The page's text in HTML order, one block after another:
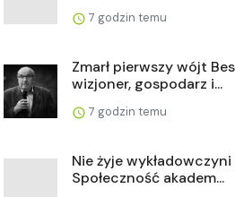
7 godzin temu
Zmarł pierwszy wójt
wizjoner, gospodarz i...
7 godzin temu
Nie żyje
Społeczność akadem...